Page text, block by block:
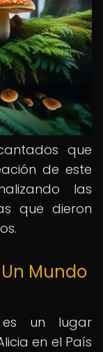
que
de este
las
que dieron
Mundo
un lugar
en el País